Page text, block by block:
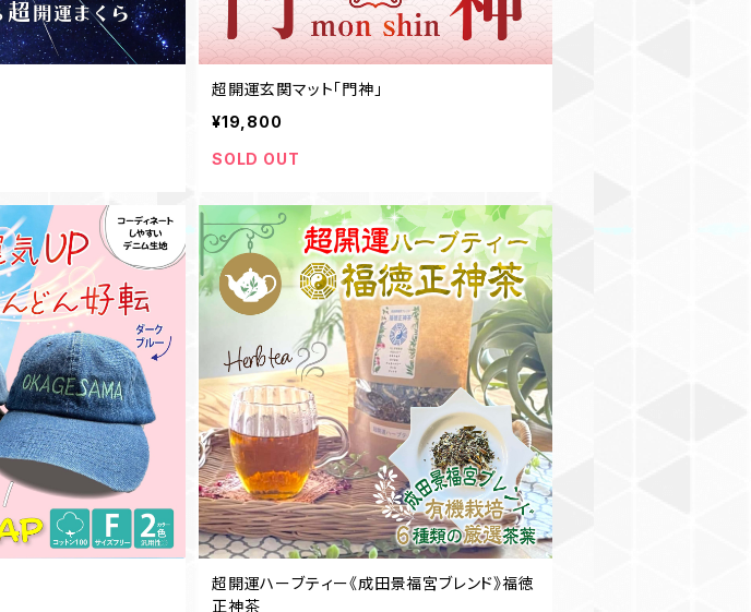
超開運玄関マット「門神」
¥19,800
SOLD OUT
超開運ハーブティー《成田景福宮ブレンド》福徳
正神茶